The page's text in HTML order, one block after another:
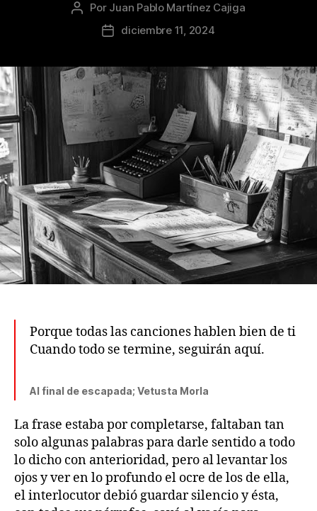
Autor
Por Juan Pablo Martínez Cajiga
Fecha
publicación
diciembre 11, 2024
Porque todas las canciones hablen bien de ti
Cuando todo se termine, seguirán aquí.
Al final de escapada; Vetusta Morla
La frase estaba por completarse, faltaban tan
solo algunas palabras para darle sentido a todo
lo dicho con anterioridad, pero al levantar los
ojos y ver en lo profundo el ocre de los de ella,
el interlocutor debió guardar silencio y ésta,